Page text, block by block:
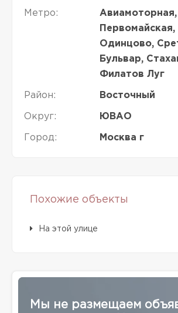
Метро:
Авиамоторная,
Одинцово,
Бульвар,
Филатов Луг
Район: Восточный
Округ: ЮВАО
Город: Москва г
Похожие объекты
На этой улице
Мы не размещаем